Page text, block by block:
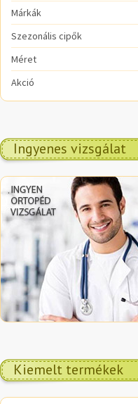
Márkák
Szezonális cipők
Méret
Akció
Ingyenes vizsgálat
.
Kiemelt termékek